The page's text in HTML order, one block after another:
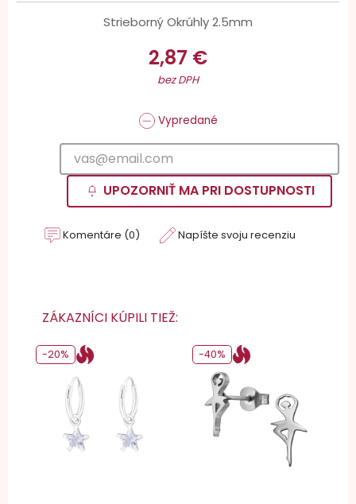
Strieborný Okrúhly 2.5mm
2,87 €
bez DPH
Vypredané
UPOZORNIŤ MA PRI DOSTUPNOSTI
Komentáre (0) Napíšte svoju recenziu
ZÁKAZNÍCI KÚPILI TIEŽ:
-20% -40%